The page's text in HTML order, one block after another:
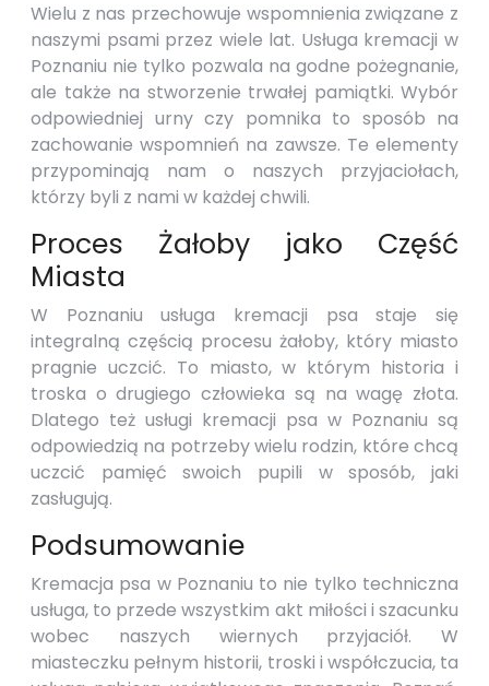
Wielu z nas przechowuje wspomnienia związane z
naszymi psami przez wiele lat. Usługa kremacji w
Poznaniu nie tylko pozwala na godne pożegnanie,
ale także na stworzenie trwałej pamiątki. Wybór
odpowiedniej urny czy pomnika to sposób na
zachowanie wspomnień na zawsze. Te elementy
przypominają nam o naszych przyjaciołach,
którzy byli z nami w każdej chwili.
Proces Żałoby jako Część
Miasta
W Poznaniu usługa kremacji psa staje się
integralną częścią procesu żałoby, który miasto
pragnie uczcić. To miasto, w którym historia i
troska o drugiego człowieka są na wagę złota.
Dlatego też usługi kremacji psa w Poznaniu są
odpowiedzią na potrzeby wielu rodzin, które chcą
uczcić pamięć swoich pupili w sposób, jaki
zasługują.
Podsumowanie
Kremacja psa w Poznaniu to nie tylko techniczna
usługa, to przede wszystkim akt miłości i szacunku
wobec naszych wiernych przyjaciół. W
miasteczku pełnym historii, troski i współczucia, ta